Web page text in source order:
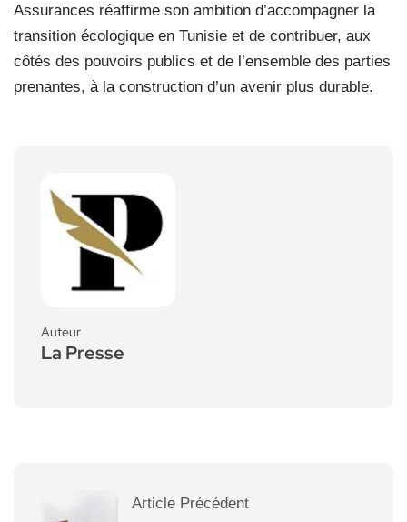
Assurances réaffirme son ambition d’accompagner la
transition écologique en Tunisie et de contribuer, aux
côtés des pouvoirs publics et de l’ensemble des parties
prenantes, à la construction d’un avenir plus durable.
Auteur
La Presse
Article Précédent